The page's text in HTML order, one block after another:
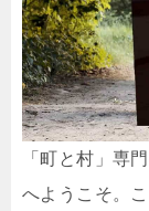
「町と村」専
へようこそ。